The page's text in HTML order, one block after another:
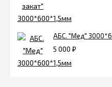
АБС. "Мед"
5 000 ₽